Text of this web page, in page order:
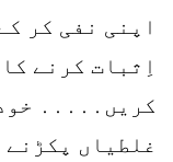
اپنی نفی کر
اِثبات کرنے
کریں․․․․․
غلطیاں پکڑنے